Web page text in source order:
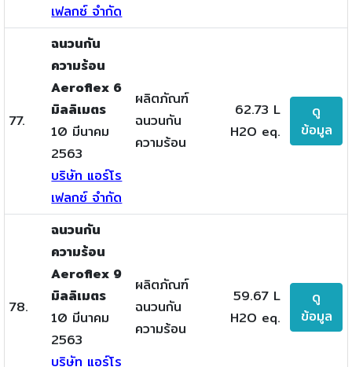
เฟลกซ์ จำกัด
77.
ฉนวนกัน
ความร้อน
Aeroflex 6
มิลลิเมตร
10 มีนาคม
2563
บริษัท แอร์โร
เฟลกซ์ จำกัด
ผลิตภัณฑ์
ฉนวนกัน
ความร้อน
62.73 L
H2O eq.
ดู
ข้อมูล
78.
ฉนวนกัน
ความร้อน
Aeroflex 9
มิลลิเมตร
10 มีนาคม
2563
บริษัท แอร์โร
ผลิตภัณฑ์
ฉนวนกัน
ความร้อน
59.67 L
H2O eq.
ดู
ข้อมูล